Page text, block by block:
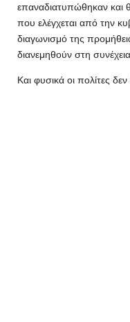
επαναδιατυπώθηκαν
που ελέγχεται από την
διαγωνισμό της
διανεμηθούν στη
Και φυσικά οι πολίτες